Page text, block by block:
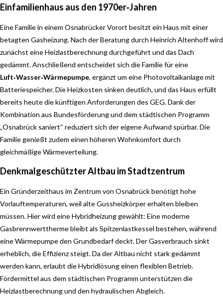
Einfamilienhaus aus den 1970er‑Jahren
Eine Familie in einem Osnabrücker Vorort besitzt ein Haus mit einer
betagten Gasheizung. Nach der Beratung durch Heinrich Altenhoff wird
zunächst eine Heizlastberechnung durchgeführt und das Dach
gedämmt. Anschließend entscheidet sich die Familie für eine
Luft‑Wasser‑Wärmepumpe, ergänzt um eine Photovoltaikanlage mit
Batteriespeicher. Die Heizkosten sinken deutlich, und das Haus erfüllt
bereits heute die künftigen Anforderungen des GEG. Dank der
Kombination aus Bundesförderung und dem städtischen Programm
„Osnabrück saniert“ reduziert sich der eigene Aufwand spürbar. Die
Familie genießt zudem einen höheren Wohnkomfort durch
gleichmäßige Wärmeverteilung.
Denkmalgeschützter Altbau im Stadtzentrum
Ein Gründerzeithaus im Zentrum von Osnabrück benötigt hohe
Vorlauftemperaturen, weil alte Gussheizkörper erhalten bleiben
müssen. Hier wird eine Hybridheizung gewählt: Eine moderne
Gasbrennwerttherme bleibt als Spitzenlastkessel bestehen, während
eine Wärmepumpe den Grundbedarf deckt. Der Gasverbrauch sinkt
erheblich, die Effizienz steigt. Da der Altbau nicht stark gedämmt
werden kann, erlaubt die Hybridlösung einen flexiblen Betrieb.
Fördermittel aus dem städtischen Programm unterstützen die
Heizlastberechnung und den hydraulischen Abgleich.